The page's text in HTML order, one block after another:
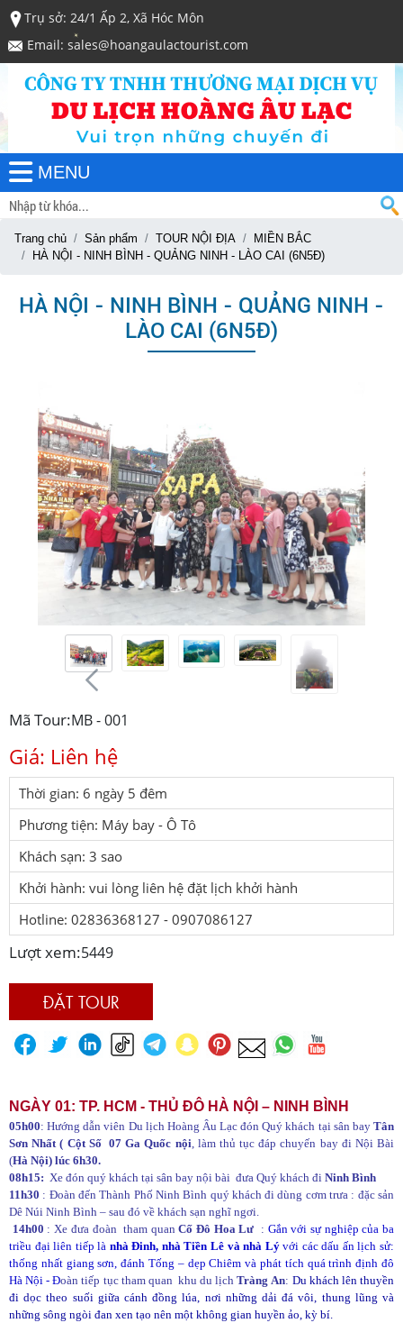
Trụ sở: 24/1 Ấp 2, Xã Hóc Môn
Email: sales@hoangaulactourist.com
MENU
Trang chủ Sản phẩm TOUR NỘI ĐỊA
MIỀN BẮC
HÀ NỘI - NINH BÌNH - QUẢNG NINH - LÀO CAI (6N5Đ)
HÀ NỘI - NINH BÌNH - QUẢNG NINH -
LÀO CAI (6N5Đ)
Mã Tour:MB - 001
Giá: Liên hệ
Thời gian: 6 ngày 5 đêm
Phương tiện: Máy bay - Ô Tô
Khách sạn: 3 sao
Khởi hành: vui lòng liên hệ đặt lịch khởi hành
Hotline: 02836368127 - 0907086127
Lượt xem:5449
ĐẶT TOUR
NGÀY 01: TP. HCM - THỦ ĐÔ HÀ NỘI – NINH BÌNH
05h00: Hướng dẫn viên Du lịch Hoàng Âu Lạc đón Quý khách tại sân bay Tân
Sơn Nhất ( Cột Số 07 Ga Quốc nội, làm thủ tục đáp chuyến bay đi Nội Bài
(Hà Nội) lúc 6h30.
08h15: Xe đón quý khách tại sân bay nội bài đưa Quý khách đi Ninh Bình
11h30 : Đoàn đến Thành Phố Ninh Bình quý khách đi dùng cơm trưa : đặc sản
Dê Núi Ninh Bình – sau đó về khách sạn nghĩ ngơi.
14h00 : Xe đưa đoàn tham quanCố Đô Hoa Lư : Gắn với sự nghiệp của ba
triều đại liên tiếp là nhà Đinh, nhà Tiền Lê và nhà Lývới các dấu ấn lịch sử:
thống nhất giang sơn, đánh Tống – dẹp Chiêm và phát tích quá trình định đô
Hà Nội - Đoàn tiếp tục tham quan khu du lịchTràng An: Du khách lên thuyền
đi dọc theo suối giữa cánh đồng lúa, nơi những dải đá vôi, thung lũng và
những sông ngòi đan xen tạo nên một không gian huyền ảo, kỳ bí.